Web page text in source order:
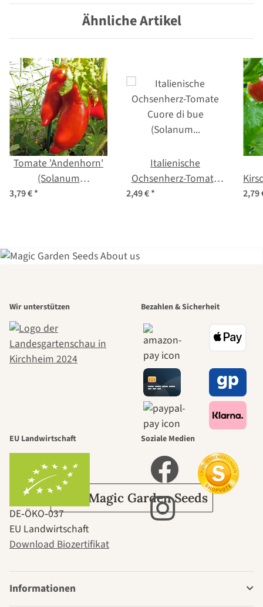
Saatgut
Ähnliche Artikel
Tomate 'Andenhorn'
(Solanum
lycopersicum) Bio
3,79 €*
Italienische
Ochsenherz-Tomate
'Cuore di bue'
2,49 €* 2,79
schönsten
Wege zu uns
selbst führt
durch den
Garten
Über Magic Garden Seeds
Wir unterstützen Bezahlen & Sicherheit
EU Landwirtschaft
DE‑ÖKO‑037
EU Landwirtschaft
Download Biozertifikat
Soziale Medien
Informationen